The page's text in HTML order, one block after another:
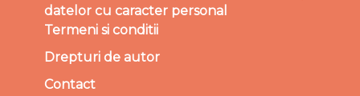
datelor cu caracter personal
Termeni si conditii
Drepturi de autor
Contact